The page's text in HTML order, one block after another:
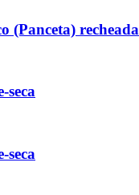
(Panceta) recheada
seca
seca